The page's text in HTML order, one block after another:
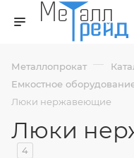
Металлопрокат —
Емкостное
Люки нержавеющие
Люки
4